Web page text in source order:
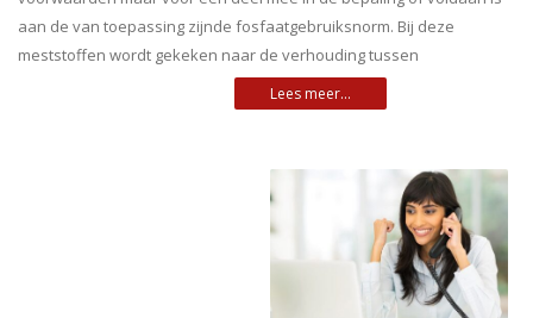
aan de van toepassing zijnde fosfaatgebruiksnorm. Bij deze
meststoffen wordt gekeken naar de verhouding tussen